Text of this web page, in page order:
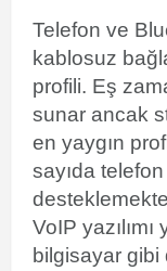
Telefon ve
kablosuz
profili. Eş
sunar ancak
en yaygın
sayıda
VoIP
bilgisayar gibi